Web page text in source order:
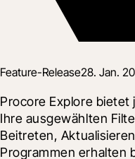
Feature-Release28. Jan.
Procore Explore
Ihre ausgewählten
Beitreten,
Programmen erhalten